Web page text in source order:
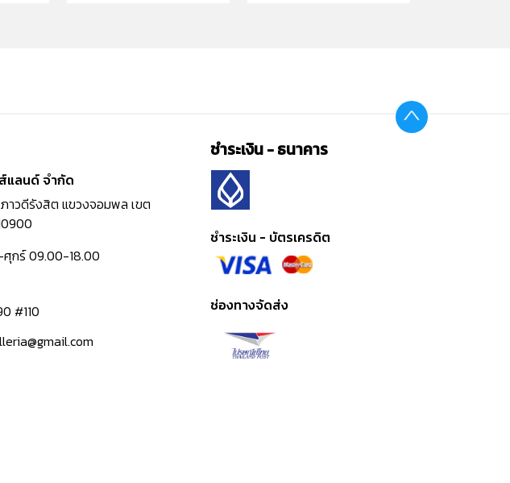
แลนด์ จำกัด
าวดีรังสิต แขวงจอมพล เขต
ศุกร์ 09.00-18.00
#110
ชำระเงิน - ธนาคาร
ชำระเงิน - บัตรเครดิต
ช่องทางจัดส่ง